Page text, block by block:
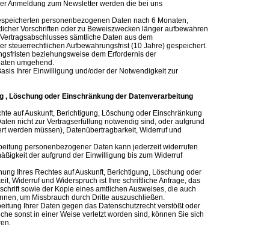
Anmeldung zum Newsletter werden die bei uns
personenbezogenen Daten nach 6 Monaten,
Vorschriften oder zu Beweiszwecken länger aufbewahren
sämtliche Daten aus dem
steuerrechtlichen Aufbewahrungsfrist (10 Jahre) gespeichert.
beziehungsweise dem Erfordernis der
umgehend.
Ihrer Einwilligung und/oder der Notwendigkeit zur
, Löschung oder Einschränkung der Datenverarbeitung
auf Auskunft, Berichtigung, Löschung oder Einschränkung
nicht zur Vertragserfüllung notwendig sind, oder aufgrund
werden müssen), Datenübertragbarkeit, Widerruf und
personenbezogener Daten kann jederzeit widerrufen
der aufgrund der Einwilligung bis zum Widerruf
Ihres Rechtes auf Auskunft, Berichtigung, Löschung oder
Widerruf und Widerspruch ist Ihre schriftliche Anfrage, das
sowie der Kopie eines amtlichen Ausweises, die auch
um Missbrauch durch Dritte auszuschließen.
Ihrer Daten gegen das Datenschutzrecht verstößt oder
sonst in einer Weise verletzt worden sind, können Sie sich